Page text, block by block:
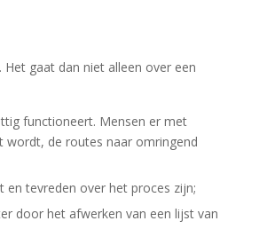
gaat dan niet alleen over een
functioneert. Mensen er met
wordt, de routes naar omringend
tevreden over het proces zijn;
door het afwerken van een lijst van